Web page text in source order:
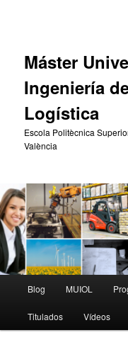
Máster
Ingeniería
Logística
Escola Politècnica
València
principal
Blog MUIOL
Titulados Vídeos